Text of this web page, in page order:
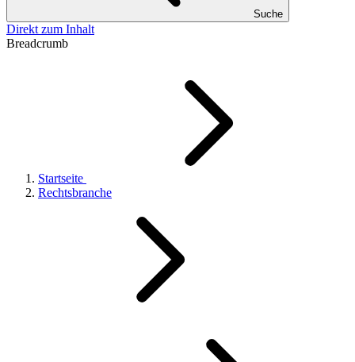
Suche
Direkt zum Inhalt
Breadcrumb
Startseite
Rechtsbranche